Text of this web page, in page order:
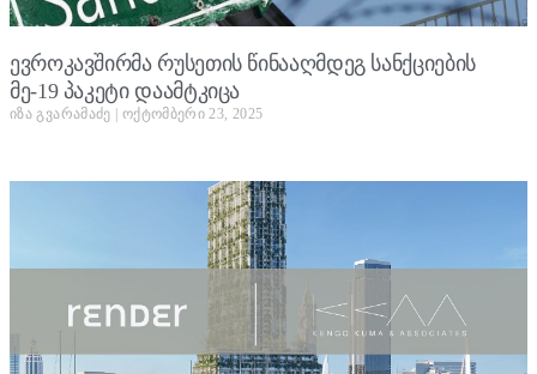
ევროკავშირმა რუსეთის წინააღმდეგ სანქციების
მე-19 პაკეტი დაამტკიცა
იზა გვარამაძე ოქტომბერი 23, 2025